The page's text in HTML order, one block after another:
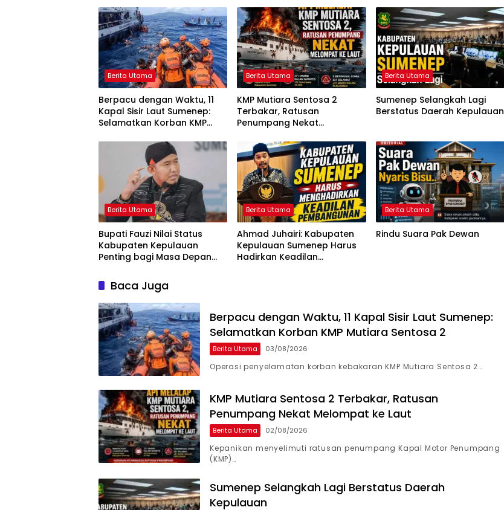
Berita Utama
Berpacu dengan Waktu, 11
Kapal Sisir Laut Sumenep:
Selamatkan Korban KMP
Berita Utama
KMP Mutiara Sentosa 2
Terbakar, Ratusan
Penumpang Nekat
Berita Utama
Sumenep Selangkah Lagi
Berstatus Daerah Kepulauan
Berita Utama
Bupati Fauzi Nilai Status
Kabupaten Kepulauan
Penting bagi Masa Depan
Berita Utama
Ahmad Juhairi: Kabupaten
Kepulauan Sumenep Harus
Hadirkan Keadilan
Berita Utama
Rindu Suara Pak Dewan
Baca Juga
Berpacu dengan Waktu, 11 Kapal Sisir Laut Sumenep:
Selamatkan Korban KMP Mutiara Sentosa 2
Berita Utama 03/08/2026
Operasi penyelamatan korban kebakaran KMP Mutiara Sentosa 2…
KMP Mutiara Sentosa 2 Terbakar, Ratusan
Penumpang Nekat Melompat ke Laut
Berita Utama 02/08/2026
Kepanikan menyelimuti ratusan penumpang Kapal Motor Penumpang
(KMP)…
Sumenep Selangkah Lagi Berstatus Daerah
Kepulauan